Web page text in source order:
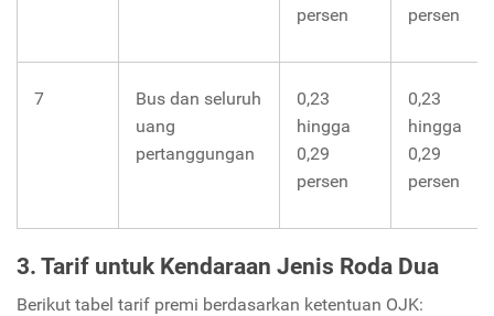
persen
persen
7
Bus dan seluruh
uang
pertanggungan
0,23
hingga
0,29
persen
0,23
hingga
0,29
persen
3. Tarif untuk Kendaraan Jenis Roda Dua
Berikut tabel tarif premi berdasarkan ketentuan OJK: